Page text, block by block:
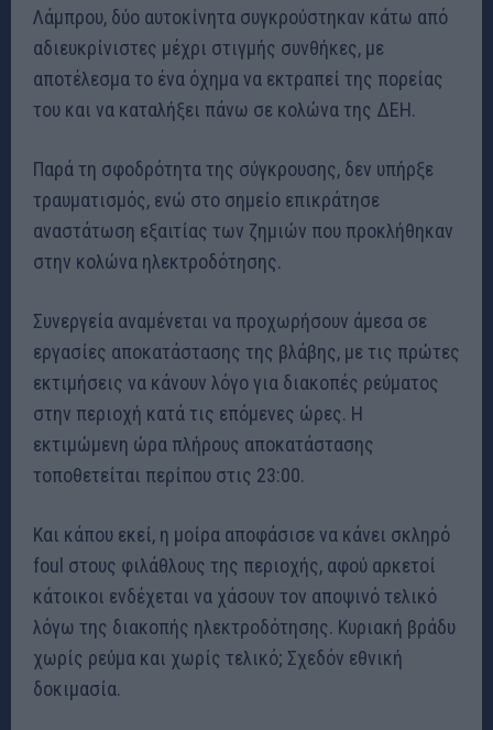
Λάμπρου, δύο αυτοκίνητα συγκρούστηκαν κάτω από
αδιευκρίνιστες μέχρι στιγμής συνθήκες, με
αποτέλεσμα το ένα όχημα να εκτραπεί της πορείας
του και να καταλήξει πάνω σε κολώνα της ΔΕΗ.
Παρά τη σφοδρότητα της σύγκρουσης, δεν υπήρξε
τραυματισμός, ενώ στο σημείο επικράτησε
αναστάτωση εξαιτίας των ζημιών που προκλήθηκαν
στην κολώνα ηλεκτροδότησης.
Συνεργεία αναμένεται να προχωρήσουν άμεσα σε
εργασίες αποκατάστασης της βλάβης, με τις πρώτες
εκτιμήσεις να κάνουν λόγο για διακοπές ρεύματος
στην περιοχή κατά τις επόμενες ώρες. Η
εκτιμώμενη ώρα πλήρους αποκατάστασης
τοποθετείται περίπου στις 23:00.
Και κάπου εκεί, η μοίρα αποφάσισε να κάνει σκληρό
foul στους φιλάθλους της περιοχής, αφού αρκετοί
κάτοικοι ενδέχεται να χάσουν τον αποψινό τελικό
λόγω της διακοπής ηλεκτροδότησης. Κυριακή βράδυ
χωρίς ρεύμα και χωρίς τελικό; Σχεδόν εθνική
δοκιμασία.